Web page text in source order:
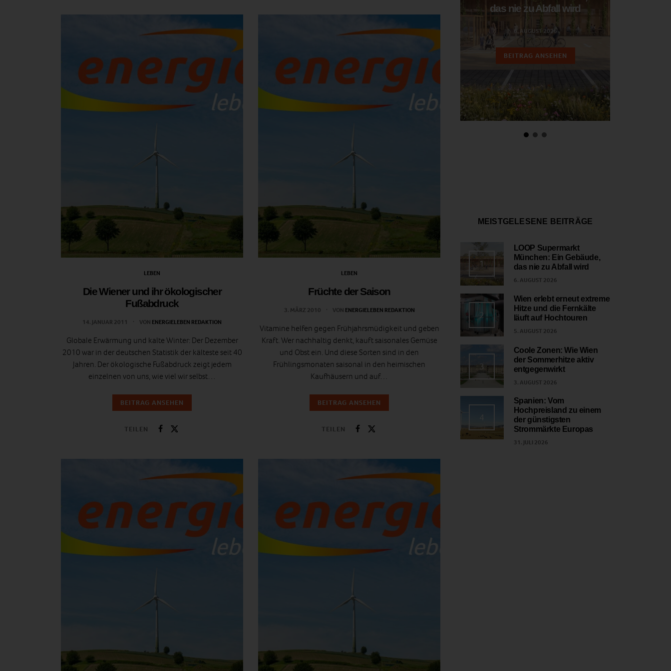
LEBEN
Die Wiener und ihr ökologischer
Fußabdruck
14. JANUAR 2011 VON ENERGIELEBEN REDAKTION
Globale Erwärmung und kalte Winter: Der Dezember
2010 war in der deutschen Statistik der kälteste seit 40
Jahren. Der ökologische Fußabdruck zeigt jedem
einzelnen von uns, wie viel wir selbst…
BEITRAG ANSEHEN
TEILEN
LEBEN
Früchte der Saison
3. MÄRZ 2010 VON ENERGIELEBEN REDAKTION
Vitamine helfen gegen Frühjahrsmüdigkeit und geben
Kraft. Wer nachhaltig denkt, kauft saisonales Gemüse
und Obst ein. Und diese Sorten sind in den
Frühlingsmonaten saisonal in den heimischen
Kaufhäusern und auf…
BEITRAG ANSEHEN
TEILEN
das nie zu Abfall wird
6. AUGUST 2026
BEITRAG ANSEHEN
MEISTGELESENE BEITRÄGE
1
LOOP Supermarkt
München: Ein Gebäude,
das nie zu Abfall wird
6. AUGUST 2026
2
Wien erlebt erneut extreme
Hitze und die Fernkälte
läuft auf Hochtouren
5. AUGUST 2026
3
Coole Zonen: Wie Wien
der Sommerhitze aktiv
entgegenwirkt
3. AUGUST 2026
4
Spanien: Vom
Hochpreisland zu einem
der günstigsten
Strommärkte Europas
31. JULI 2026